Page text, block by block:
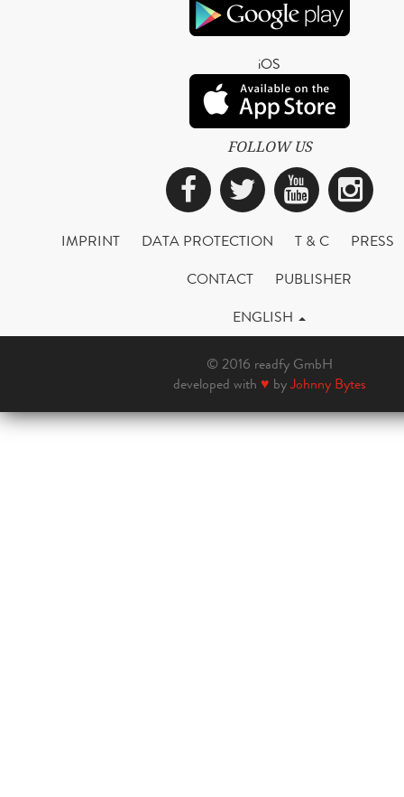
iOS
FOLLOW US
Facebook
Twitter
IMPRINT DATA PROTECTION T & C
PRESS
CONTACT
PUBLISHER
ENGLISH
© 2016 readfy GmbH
developed with ♥ byJohnny Bytes